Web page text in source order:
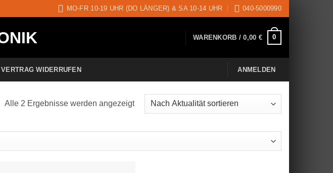
MO-FR 10-19 UHR (DO LÄNGER) & SA 10-14 UHR 040-5000990
WARENKORB /0,00 € 0
VERTRAG WIDERRUFEN ANMELDEN
Alle 2 Ergebnisse werden angezeigtNach
Aktualität